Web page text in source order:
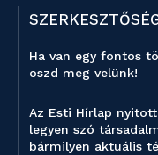
Ha van egy fontos
oszd meg velünk!
Az Esti Hírlap
legyen szó
bármilyen aktuális